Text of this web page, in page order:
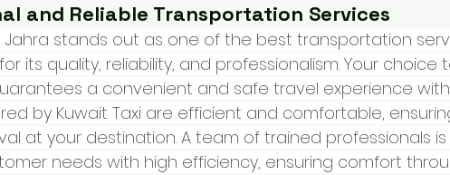
and Reliable Transportation Services
Jahra stands out as one of the best transportation
its quality, reliability, and professionalism. Your
a convenient and safe travel experience
by Kuwait Taxi are efficient and comfortable,
at your destination. A team of trained professionals
needs with high efficiency, ensuring comfort